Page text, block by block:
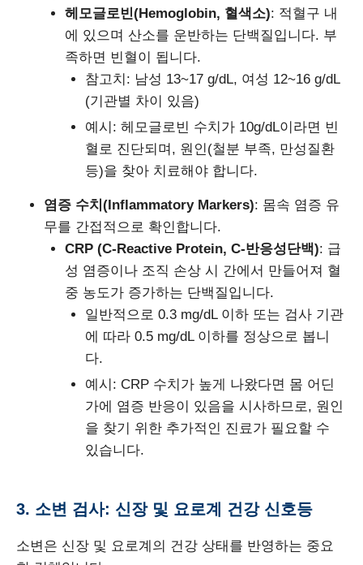
헤모글로빈(Hemoglobin, 혈색소): 적혈구 내
에 있으며 산소를 운반하는 단백질입니다. 부
족하면 빈혈이 됩니다.
참고치: 남성 13~17 g/dL, 여성 12~16 g/dL
(기관별 차이 있음)
예시: 헤모글로빈 수치가 10g/dL이라면 빈
혈로 진단되며, 원인(철분 부족, 만성질환
등)을 찾아 치료해야 합니다.
염증 수치(Inflammatory Markers): 몸속 염증 유
무를 간접적으로 확인합니다.
CRP (C-Reactive Protein, C-반응성단백): 급
성 염증이나 조직 손상 시 간에서 만들어져 혈
중 농도가 증가하는 단백질입니다.
일반적으로 0.3 mg/dL 이하 또는 검사 기관
에 따라 0.5 mg/dL 이하를 정상으로 봅니
다.
예시: CRP 수치가 높게 나왔다면 몸 어딘
가에 염증 반응이 있음을 시사하므로, 원인
을 찾기 위한 추가적인 진료가 필요할 수
있습니다.
3. 소변 검사: 신장 및 요로계 건강 신호등
소변은 신장 및 요로계의 건강 상태를 반영하는 중요